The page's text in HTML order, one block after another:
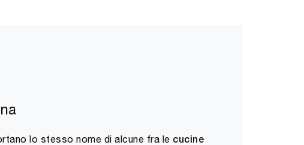
lo stesso nome di alcune fra le cucine